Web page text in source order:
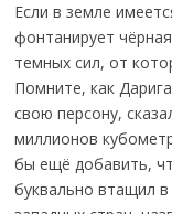
Если в земле
фонтанирует
темных сил, от
Помните, как
свою персону,
миллионов
бы ещё добавить,
буквально втащил